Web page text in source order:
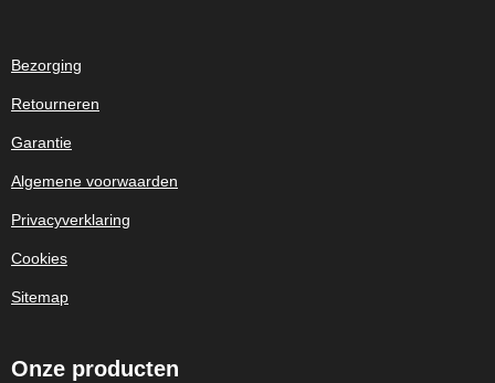
Bezorging
Retourneren
Garantie
Algemene voorwaarden
Privacyverklaring
Cookies
Sitemap
Onze producten